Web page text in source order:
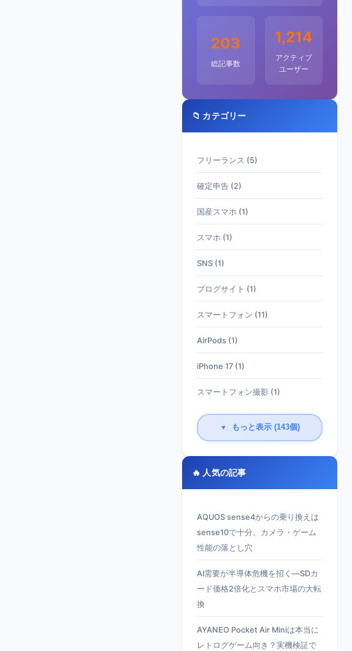
203
総記事数
1,214
アクティブ
ユーザー
📁 カテゴリー
フリーランス (5)
確定申告 (2)
国産スマホ (1)
スマホ (1)
SNS (1)
ブログサイト (1)
スマートフォン (11)
AirPods (1)
iPhone 17 (1)
スマートフォン撮影 (1)
▼ もっと表示 (143個)
🔥 人気の記事
AQUOS sense4からの乗り換えは
sense10で十分。カメラ・ゲーム
性能の落とし穴
AI需要が半導体危機を招く—SDカ
ード価格2倍化とスマホ市場の大転
換
AYANEO Pocket Air Miniは本当に
レトログゲーム向き？実機検証で